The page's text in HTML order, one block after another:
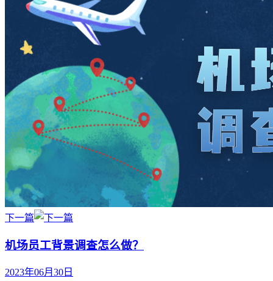
下一篇
机场员工背景调查怎么做？
2023年06月30日